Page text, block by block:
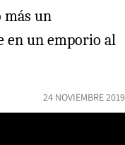
más un
en un emporio al
24 NOVIEMBRE 2019